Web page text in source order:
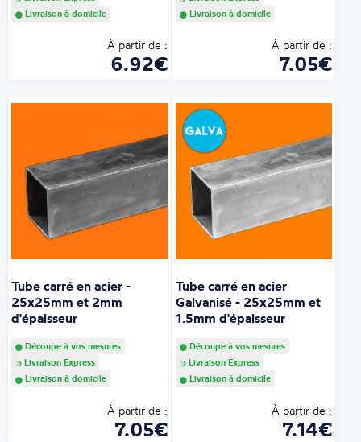
Livraison à domicile
À partir de :
6.92€
Livraison à domicile
À partir de :
7.05€
Tube carré en acier -
25x25mm et 2mm
d'épaisseur
Découpe à vos mesures
Livraison Express
Livraison à domicile
À partir de :
7.05€
Tube carré en acier
Galvanisé - 25x25mm et
1.5mm d'épaisseur
Découpe à vos mesures
Livraison Express
Livraison à domicile
À partir de :
7.14€